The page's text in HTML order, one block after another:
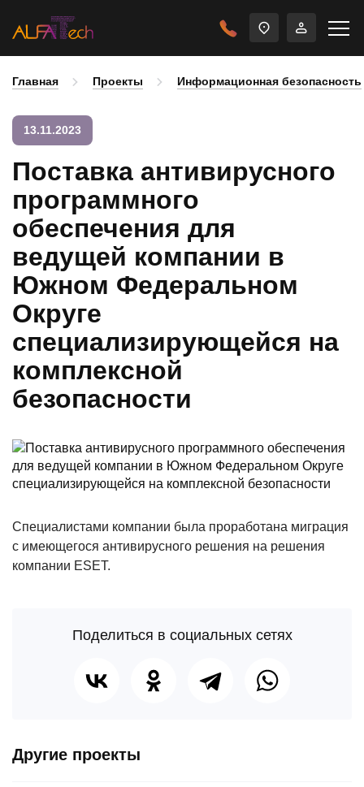
Главная Проекты Информационная безопасность
13.11.2023
Поставка антивирусного
программного
обеспечения для
ведущей компании в
Южном Федеральном
Округе
специализирующейся на
комплексной
безопасности
Специалистами компании была проработана миграция
с имеющегося антивирусного решения на решения
компании ESET.
Поделиться в социальных сетях
Другие проекты